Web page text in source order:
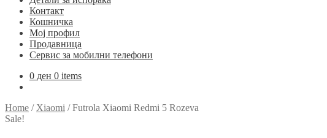
Контакт
Кошничка
Мој профил
Продавница
Сервис за мобилни телефони
0 ден 0 items
Home / Xiaomi /Futrola Xiaomi Redmi 5 Rozeva
Sale!